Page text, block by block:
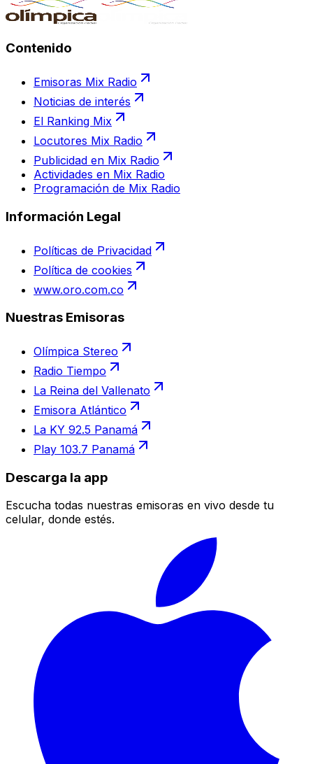
Contenido
Emisoras Mix Radio
Noticias de interés
El Ranking Mix
Locutores Mix Radio
Publicidad en Mix Radio
Actividades en Mix Radio
Programación de Mix Radio
Información Legal
Políticas de Privacidad
Política de cookies
www.oro.com.co
Nuestras Emisoras
Olímpica Stereo
Radio Tiempo
La Reina del Vallenato
Emisora Atlántico
La KY 92.5 Panamá
Play 103.7 Panamá
Descarga la app
Escucha todas nuestras emisoras en vivo desde tu
celular, donde estés.